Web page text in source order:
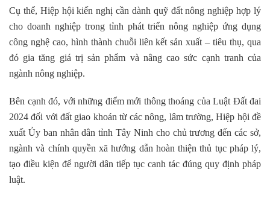
Cụ thể, Hiệp hội kiến nghị cần dành quỹ đất nông nghiệp hợp lý
cho doanh nghiệp trong tỉnh phát triển nông nghiệp ứng dụng
công nghệ cao, hình thành chuỗi liên kết sản xuất – tiêu thụ, qua
đó gia tăng giá trị sản phẩm và nâng cao sức cạnh tranh của
ngành nông nghiệp.
Bên cạnh đó, với những điểm mới thông thoáng của Luật Đất đai
2024 đối với đất giao khoán từ các nông, lâm trường, Hiệp hội đề
xuất Ủy ban nhân dân tỉnh Tây Ninh cho chủ trương đến các sở,
ngành và chính quyền xã hướng dẫn hoàn thiện thủ tục pháp lý,
tạo điều kiện để người dân tiếp tục canh tác đúng quy định pháp
luật.